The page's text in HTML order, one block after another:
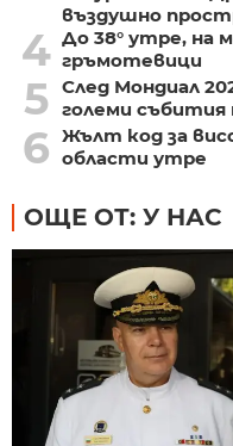
въздушно
4 До 38° утре, на
гръмотевици
5 След Мондиал
големи събития
6 Жълт код за
области утре
ОЩЕ ОТ: У НАС